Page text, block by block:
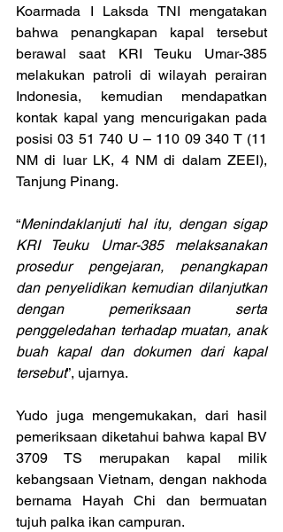
Koarmada I Laksda TNI mengatakan
bahwa penangkapan kapal tersebut
berawal saat KRI Teuku Umar-385
melakukan patroli di wilayah perairan
Indonesia, kemudian mendapatkan
kontak kapal yang mencurigakan pada
posisi 03 51 740 U – 110 09 340 T (11
NM di luar LK, 4 NM di dalam ZEEI),
Tanjung Pinang.
“Menindaklanjuti hal itu, dengan sigap
KRI Teuku Umar-385 melaksanakan
prosedur pengejaran, penangkapan
dan penyelidikan kemudian dilanjutkan
dengan pemeriksaan serta
penggeledahan terhadap muatan, anak
buah kapal dan dokumen dari kapal
tersebut”, ujarnya.
Yudo juga mengemukakan, dari hasil
pemeriksaan diketahui bahwa kapal BV
3709 TS merupakan kapal milik
kebangsaan Vietnam, dengan nakhoda
bernama Hayah Chi dan bermuatan
tujuh palka ikan campuran.